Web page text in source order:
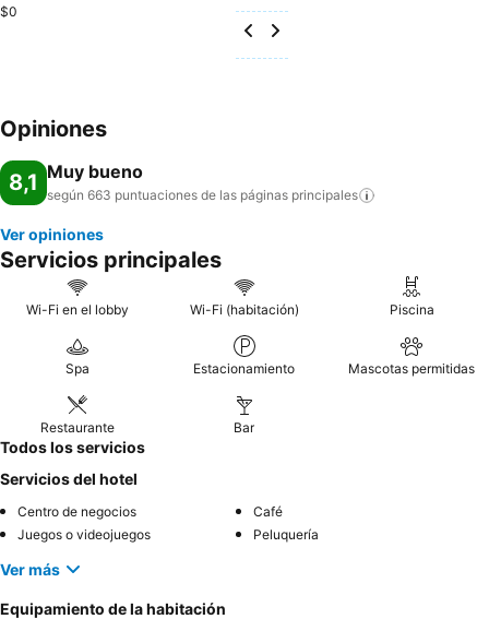
$0
Opiniones
8,1 Muy bueno
según 663 puntuaciones de las páginas principales
Ver opiniones
Servicios principales
Wi-Fi en el lobby Wi-Fi (habitación) Piscina
Spa Estacionamiento Mascotas permitidas
Restaurante Bar
Todos los servicios
Servicios del hotel
Centro de negocios
Café
Juegos o videojuegos
Peluquería
Ver más
Equipamiento de la habitación